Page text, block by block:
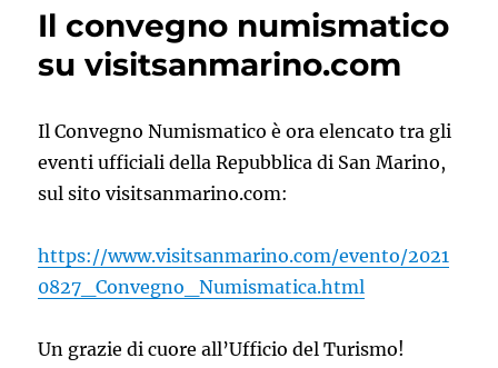
Marino
2021
“550°
nascita
di
Albrecht
5€
serie
“Zodiaco”
Il convegno numismatico
su visitsanmarino.com
Il Convegno Numismatico è ora elencato tra gli
eventi ufficiali della Repubblica di San Marino,
sul sito visitsanmarino.com:
https://www.visitsanmarino.com/evento/2021
0827_Convegno_Numismatica.html
Un grazie di cuore all’Ufficio del Turismo!